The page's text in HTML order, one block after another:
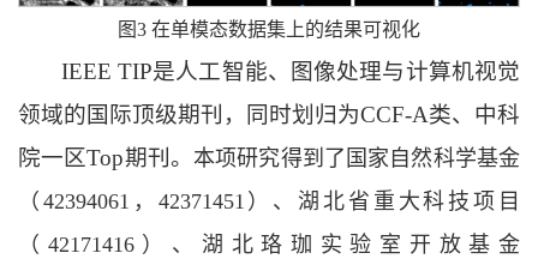
图3 在单模态数据集上的结果可视化
IEEE TIP是人工智能、图像处理与计算机视觉
领域的国际顶级期刊，同时划归为CCF-A类、中科
院一区Top期刊。 本项研究得到了国家自然科学基金
（42394061，42371451）、湖北省重大科技项目
（42171416）、湖北珞珈实验室开放基金